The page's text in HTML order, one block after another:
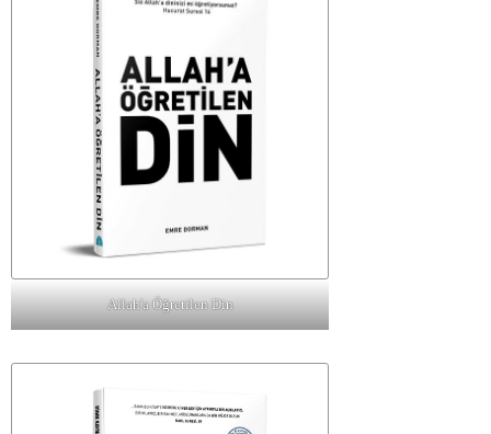
Allah'a Öğretilen Din